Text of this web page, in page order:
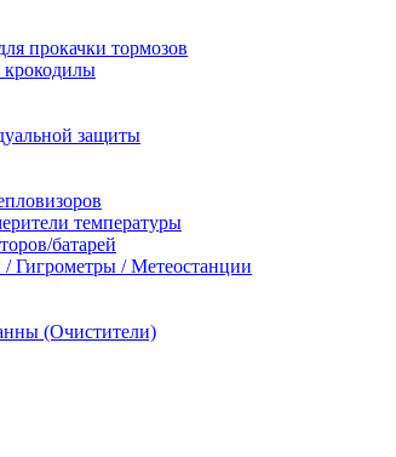
прокачки тормозов
защиты
температуры
батарей
Гигрометры / Метеостанции
(Очистители)